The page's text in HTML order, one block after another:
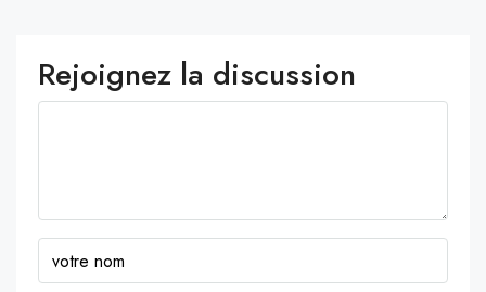
Rejoignez la discussion